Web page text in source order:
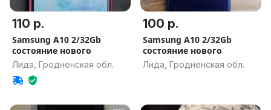
110 р.
Samsung A10 2/32Gb
состояние нового
Лида, Гродненская обл.
100 р.
Samsung A10 2/32Gb
состояние нового
Лида, Гродненская обл.